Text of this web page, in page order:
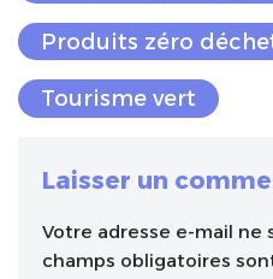
Produits zéro
Tourisme vert
Laisser un
Votre adresse e-mail ne
champs obligatoires
A
l